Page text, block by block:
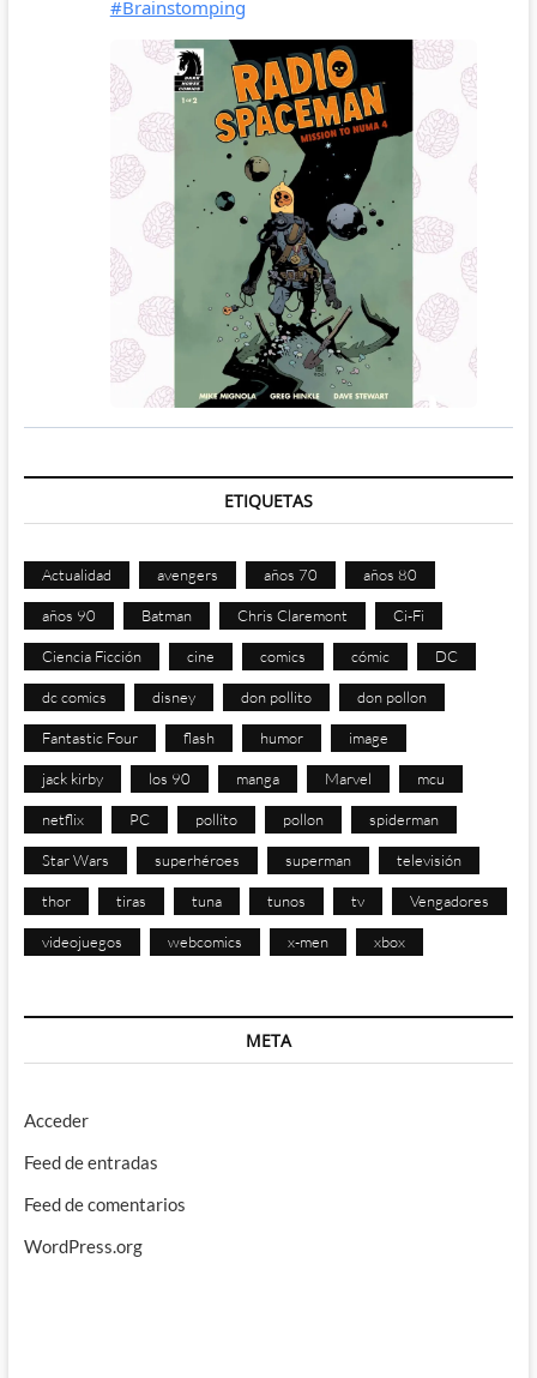
ETIQUETAS
Actualidad avengers años 70 años 80
años 90 Batman Chris Claremont Ci-Fi
Ciencia Ficción cine comics cómic DC
dc comics disney don pollito don pollon
Fantastic Four flash humor image
jack kirby los 90 manga Marvel mcu
netflix PC pollito pollon spiderman
Star Wars superhéroes superman televisión
thor tiras tuna tunos tv Vengadores
videojuegos webcomics x-men xbox
META
Acceder
Feed de entradas
Feed de comentarios
WordPress.org